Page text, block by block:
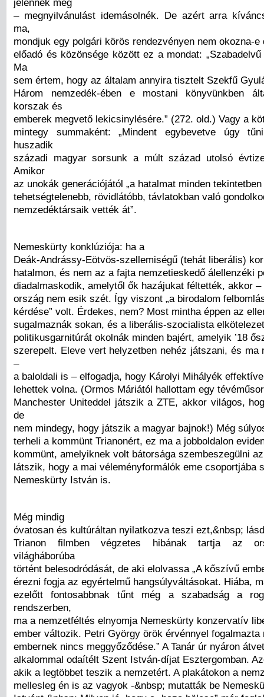
– megnyilvánulást idemásolnék. De azért arra
ma,
mondjuk egy polgári körös rendezvényen nem okozna-
előadó és közönsége között ez a mondat:
Ma
sem értem, hogy az általam annyira tisztelt Szekfű
Három nemzedék-ében e mostani könyvünkben
korszak és
emberek megvető lekicsinylésére.” (272. old.) Vagy a
mintegy summaként: „Mindent egybevetve úgy
huszadik
századi magyar sorsunk a múlt század utolsó
Amikor
az unokák generációjától „a hatalmat minden tekintetben
tehetségtelenebb, rövidlátóbb, távlatokban való
nemzedéktársaik vették át”.
Nemeskürty konklúziója: ha a
Deák-Andrássy-Eötvös-szellemiségű (tehát liberális)
hatalmon, és nem az a fajta nemzetieskedő álellenzéki
diadalmaskodik, amelytől ők hazájukat féltették, akkor –
ország nem esik szét. Így viszont „a birodalom
kérdése” volt. Érdekes, nem? Most mintha éppen az
sugalmaznák sokan, és a liberális-szocialista
politikusgarnitúrát okolnák minden bajért, amelyik ’18
szerepelt. Eleve vert helyzetben nehéz játszani, és ma
–
a baloldali is – elfogadja, hogy Károlyi Mihályék
lehettek volna. (Ormos Máriától hallottam egy
Manchester Uniteddel játszik a ZTE, akkor világos,
de
nem mindegy, hogy játszik a magyar bajnok!) Még
terheli a kommünt Trianonért, ez ma a jobboldalon
kommünt, amelyiknek volt bátorsága szembeszegülni
látszik, hogy a mai véleményformálók eme csoportjába
Nemeskürty István is.
Még mindig
óvatosan és kultúráltan nyilatkozva teszi ezt,&nbsp;
Trianon filmben végzetes hibának tartja az
világháborúba
történt belesodródását, de aki elolvassa „A kőszívű
érezni fogja az egyértelmű hangsúlyváltásokat. Hiába,
ezelőtt fontosabbnak tűnt még a szabadság a
rendszerben,
ma a nemzetféltés elnyomja Nemeskürty konzervatív
ember változik. Petri György örök érvénnyel fogalmazta
embernek nincs meggyőződése.” A Tanár úr nyáron
alkalommal odaítélt Szent István-díjat Esztergomban.
akik a legtöbbet teszik a nemzetért. A plakátokon a
mellesleg én is az vagyok -&nbsp; mutatták be